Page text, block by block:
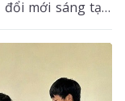
mới sáng tạo.
tập trung thực
biến mạnh
nghệ, đổi mới